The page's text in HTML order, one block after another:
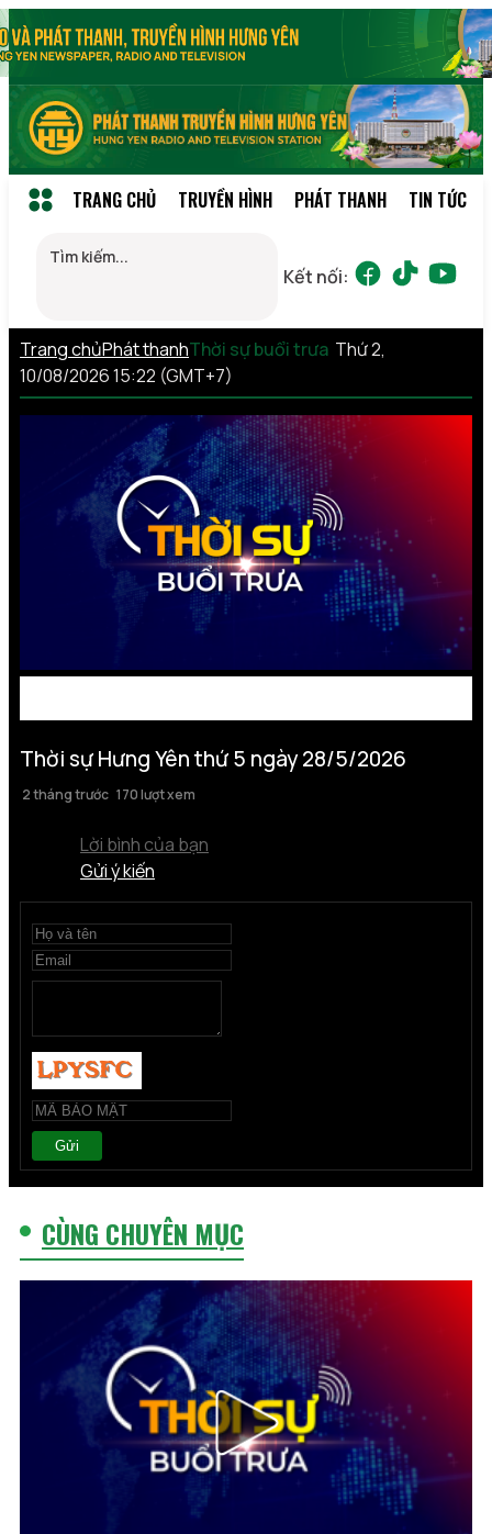
TRANG CHỦ TRUYỀN HÌNH PHÁT THANH TIN TỨC
Kết nối:
Trang chủPhát thanhThời sự buổi trưa Thứ 2,
10/08/2026 15:22 (GMT+7)
Thời sự Hưng Yên thứ 5 ngày 28/5/2026
2 tháng trước 170 lượt xem
Lời bình của bạn
Gửi ý kiến
Gửi
CÙNG CHUYÊN MỤC